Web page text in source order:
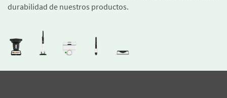
durabilidad de nuestros productos.